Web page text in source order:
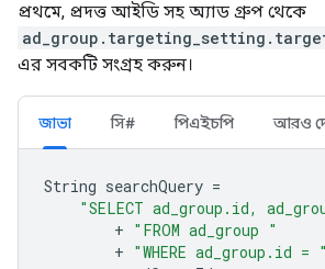
প্রথমে, প্রদত্ত আইডি সহ অ্যাড গ্রুপ থেকে
এর সবকটি সংগ্রহ করুন।
জাভা সি# পিএইচপি আরও
String searchQuery =
"SELECT ad_group.id,
+ "FROM ad_group "
+ "WHERE ad_group.id = "